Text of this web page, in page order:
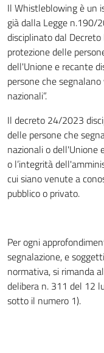
Il Whistleblowing è un
già dalla Legge n.190/
disciplinato dal
protezione delle
dell'Unione e recante
persone che
nazionali”.
Il decreto 24/2023
delle persone che
nazionali o dell'Unione
o l’integrità
cui siano venute a
pubblico o privato.
Per ogni
segnalazione, e
normativa, si rimanda
delibera n. 311 del 12
sotto il numero 1).